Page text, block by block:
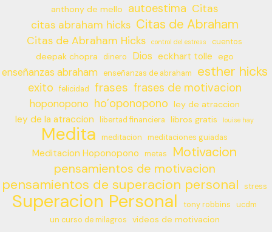
anthony de mello
autoestima Citas
citas abraham hicks Citas de Abraham
Citas de Abraham Hicks control del estress cuentos
deepak chopra dinero Dios eckhart tolle ego
enseñanzas abraham enseñanzas de abraham esther hicks
exito felicidad frases frases de motivacion
hoponopono ho’oponopono ley de atraccion
ley de la atraccion libertad financiera libros gratis louise hay
Medita meditacion meditaciones guiadas
Meditacion Hoponopono metas Motivacion
pensamientos de motivacion
pensamientos de superacion personal stress
Superacion Personal tony robbins
ucdm
un curso de milagros
videos de motivacion